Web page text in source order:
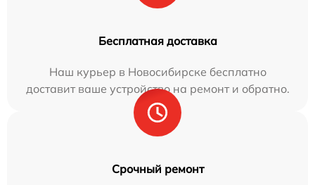
Бесплатная доставка
Наш курьер в Новосибирске бесплатно
доставит ваше устройство на ремонт и обратно.
Срочный ремонт